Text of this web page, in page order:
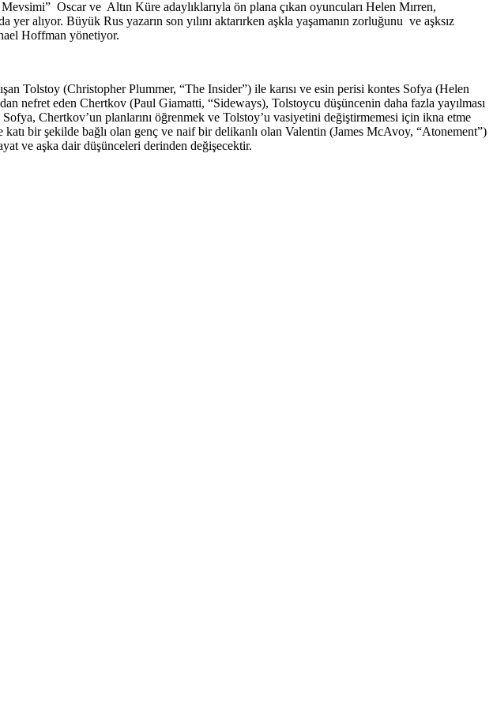
Oscar ve Altın Küre adaylıklarıyla ön plana çıkan oyuncuları Helen Mırren,
alıyor. Büyük Rus yazarın son yılını aktarırken aşkla yaşamanın zorluğunu ve aşksız
Hoffman yönetiyor.
Tolstoy (Christopher Plummer, “The Insider”) ile karısı ve esin perisi kontes Sofya (Helen
nefret eden Chertkov (Paul Giamatti, “Sideways), Tolstoycu düşüncenin daha fazla yayılması
Sofya, Chertkov’un planlarını öğrenmek ve Tolstoy’u vasiyetini değiştirmemesi için ikna etme
bir şekilde bağlı olan genç ve naif bir delikanlı olan Valentin (James McAvoy, “Atonement”)
ve aşka dair düşünceleri derinden değişecektir.